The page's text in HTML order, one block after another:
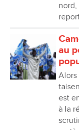
au
Alors
est
à la